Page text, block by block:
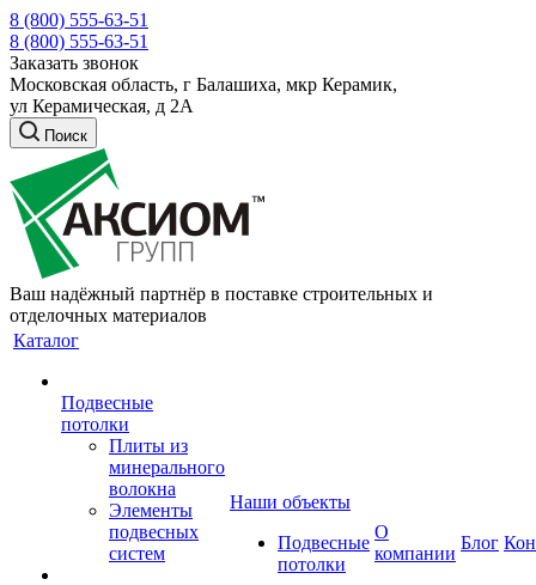
8 (800) 555-63-51
8 (800) 555-63-51
Заказать звонок
Московская область, г Балашиха, мкр Керамик,
ул Керамическая, д 2А
Поиск
Ваш надёжный партнёр в поставке строительных и
отделочных материалов
Каталог
Подвесные
потолки
Плиты из
минерального
волокна
Элементы
подвесных
систем
Наши объекты
Подвесные
потолки
О
компании
Блог